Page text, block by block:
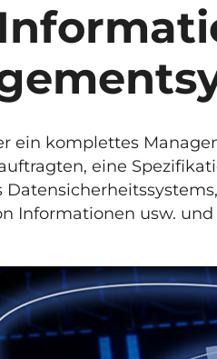
ein komplettes
eine
Informationen usw. und